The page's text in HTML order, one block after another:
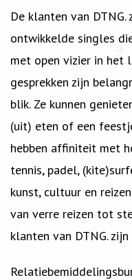
De klanten van DTNG.
ontwikkelde singles
met open vizier in het
gesprekken zijn
blik. Ze kunnen
(uit) eten of een
hebben affiniteit met
tennis, padel,
kunst, cultuur en
van verre reizen tot
klanten van DTNG.